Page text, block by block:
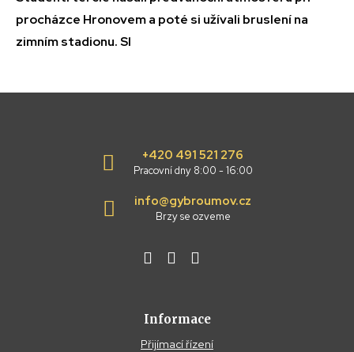
procházce Hronovem a poté si užívali bruslení na
zimním stadionu. Sl
+420 491 521 276
Pracovní dny 8:00 - 16:00
info@gybroumov.cz
Brzy se ozveme
Informace
Přijímací řízení